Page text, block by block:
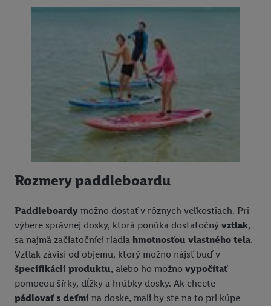
Rozmery paddleboardu
Paddleboardy možno dostať v rôznych veľkostiach. Pri
výbere správnej dosky, ktorá ponúka dostatočný vztlak,
sa najmä začiatočníci riadia hmotnosťou vlastného tela.
Vztlak závisí od objemu, ktorý možno nájsť buď v
špecifikácii produktu, alebo ho možno vypočítať
pomocou šírky, dĺžky a hrúbky dosky. Ak chcete
pádlovať s deťmi na doske, mali by ste na to pri kúpe